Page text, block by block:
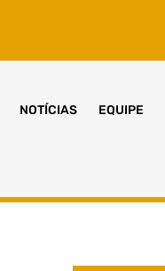
NOTÍCIAS EQUIPE